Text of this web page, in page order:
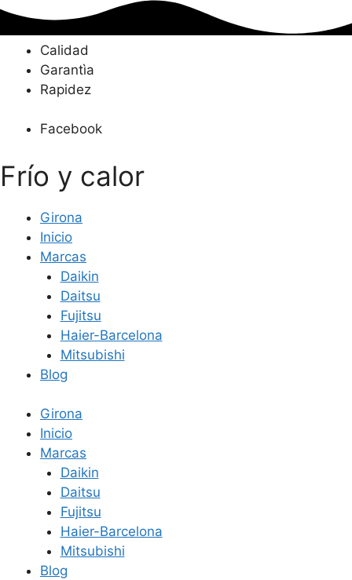
Saltar
contenidoCalidad
Garantìa
Rapidez
Facebook
Frío y calor
Girona
Inicio
Marcas
Daikin
Daitsu
Fujitsu
Haier-Barcelona
Mitsubishi
Blog
Girona
Inicio
Marcas
Daikin
Daitsu
Fujitsu
Haier-Barcelona
Mitsubishi
Blog